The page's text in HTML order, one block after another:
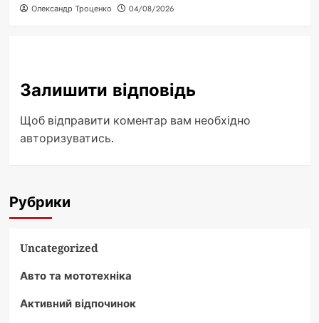
Олександр Троценко 04/08/2026
Залишити відповідь
Щоб відправити коментар вам необхідно
авторизуватись.
Рубрики
Uncategorized
Авто та мототехніка
Активний відпочинок